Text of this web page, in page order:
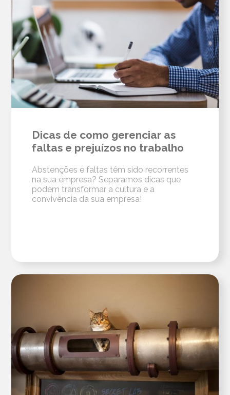
Dicas de como gerenciar as
faltas e prejuízos no trabalho
Abstenções e faltas têm sido recorrentes
na sua empresa? Separamos dicas que
podem transformar a cultura e a
convivência da sua empresa!